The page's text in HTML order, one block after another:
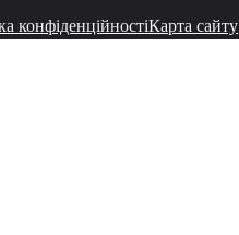
конфіденційностіКарта сайту